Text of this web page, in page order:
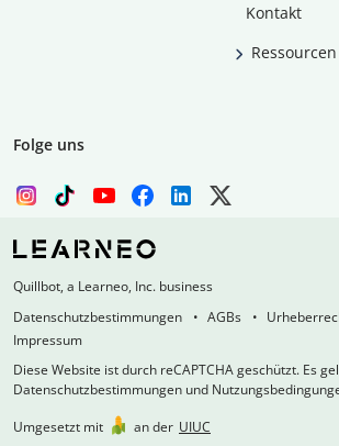
Kontakt
Ressourcen
Folge uns
Quillbot, a Learneo, Inc. business
Datenschutzbestimmungen
AGBs
Impressum
Diese Website ist durch reCAPTCHA geschützt. Es
Datenschutzbestimmungen und
Umgesetzt mit
an der UIUC